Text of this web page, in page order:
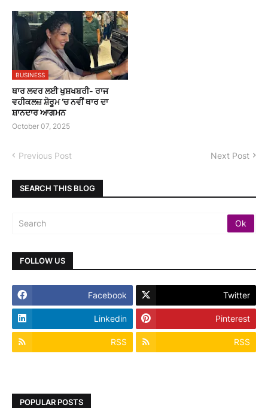
BUSINESS
ਥਾਰ ਲਵਰ ਲਈ ਖੁਸ਼ਖਬਰੀ- ਰਾਜ
ਵਹੀਕਲਜ਼ ਸ਼ੋਰੂਮ ‘ਚ ਨਵੀਂ ਥਾਰ ਦਾ
ਸ਼ਾਨਦਾਰ ਆਗਮਨ
October 07, 2025
Previous Post Next Post
SEARCH THIS BLOG
FOLLOW US
Facebook Twitter
Linkedin Pinterest
RSS RSS
POPULAR POSTS